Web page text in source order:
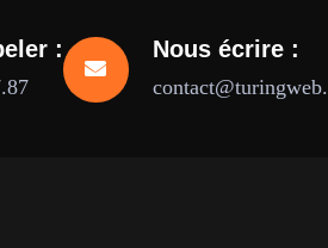
: Nous écrire :